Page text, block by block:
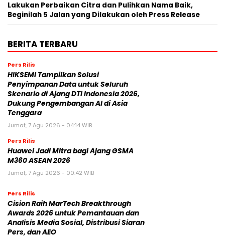
Lakukan Perbaikan Citra dan Pulihkan Nama Baik,
Beginilah 5 Jalan yang Dilakukan oleh Press Release
BERITA TERBARU
Pers Rilis
HIKSEMI Tampilkan Solusi
Penyimpanan Data untuk Seluruh
Skenario di Ajang DTI Indonesia 2026,
Dukung Pengembangan AI di Asia
Tenggara
Jumat, 7 Agu 2026 - 04:14 WIB
Pers Rilis
Huawei Jadi Mitra bagi Ajang GSMA
M360 ASEAN 2026
Jumat, 7 Agu 2026 - 00:42 WIB
Pers Rilis
Cision Raih MarTech Breakthrough
Awards 2026 untuk Pemantauan dan
Analisis Media Sosial, Distribusi Siaran
Pers, dan AEO